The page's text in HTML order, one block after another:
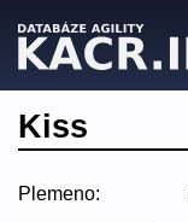
Kiss
Plemeno: